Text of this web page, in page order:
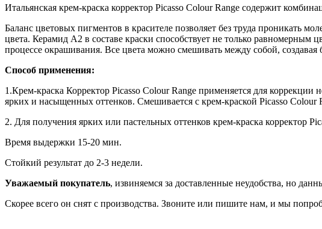
Итальянская крем-краска корректор Picasso Colour Range содержит
Баланс цветовых пигментов в красителе позволяет без труда проникать
цвета. Керамид А2 в составе краски способствует не только равномерным
процессе окрашивания. Все цвета можно смешивать между собой,
Способ применения:
1.Крем-краска Корректор Picasso Colour Range применяется для
ярких и насыщенных оттенков. Смешивается с крем-краской Picasso Colour
2. Для получения ярких или пастельных оттенков крем-краска корректор
Время выдержки 15-20 мин.
Стойкий результат до 2-3 недели.
Уважаемый покупатель, извиняемся за доставленные неудобства, но
Скорее всего он снят с производства. Звоните или пишите нам, и мы